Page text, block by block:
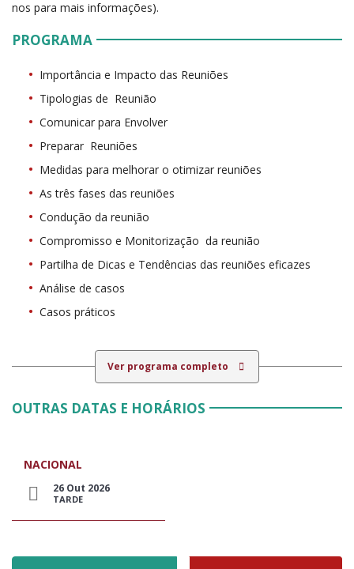
nos para mais informações).
PROGRAMA
Importância e Impacto das Reuniões
Tipologias de Reunião
Comunicar para Envolver
Preparar Reuniões
Medidas para melhorar o otimizar reuniões
As três fases das reuniões
Condução da reunião
Compromisso e Monitorização da reunião
Partilha de Dicas e Tendências das reuniões eficazes
Análise de casos
Casos práticos
Ver programa completo
OUTRAS DATAS E HORÁRIOS
NACIONAL
26 Out 2026
TARDE